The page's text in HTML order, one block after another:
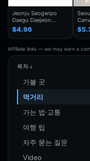
Jeonju Seogwipo
Daegu Daejeon
Chuncheon Andong
South Korea Fridge
Magnet Travel
Souvenir Gift
Handmade Decorative
$4.96
Bag
Affiliate links — we may earn a
목차
가볼 곳
먹거리
가는 법·교통
여행 팁
자주 묻는 질문
Video